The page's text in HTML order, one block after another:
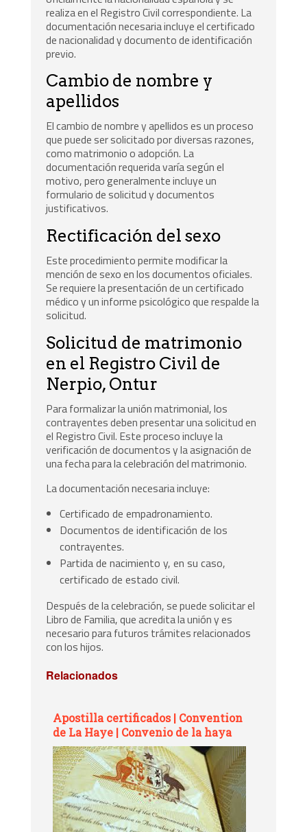
realiza en el Registro Civil correspondiente. La
documentación necesaria incluye el certificado
de nacionalidad y documento de identificación
previo.
Cambio de nombre y
apellidos
El cambio de nombre y apellidos es un proceso
que puede ser solicitado por diversas razones,
como matrimonio o adopción. La
documentación requerida varía según el
motivo, pero generalmente incluye un
formulario de solicitud y documentos
justificativos.
Rectificación del sexo
Este procedimiento permite modificar la
mención de sexo en los documentos oficiales.
Se requiere la presentación de un certificado
médico y un informe psicológico que respalde la
solicitud.
Solicitud de matrimonio
en el Registro Civil de
Nerpio, Ontur
Para formalizar la unión matrimonial, los
contrayentes deben presentar una solicitud en
el Registro Civil. Este proceso incluye la
verificación de documentos y la asignación de
una fecha para la celebración del matrimonio.
La documentación necesaria incluye:
Certificado de empadronamiento.
Documentos de identificación de los
contrayentes.
Partida de nacimiento y, en su caso,
certificado de estado civil.
Después de la celebración, se puede solicitar el
Libro de Familia, que acredita la unión y es
necesario para futuros trámites relacionados
con los hijos.
Relacionados
Apostilla certificados | Convention
de La Haye | Convenio de la haya